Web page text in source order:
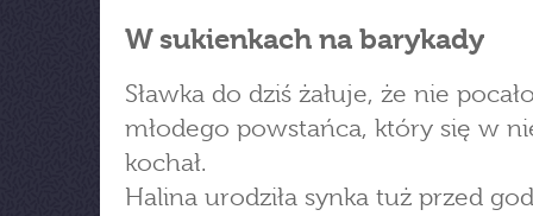
W sukienkach na barykady
Sławka do dziś żałuje, że nie
młodego powstańca, który się w
kochał.
Halina urodziła synka tuż przed